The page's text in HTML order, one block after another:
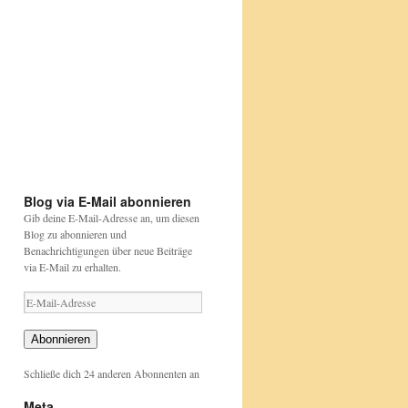
gartenvoegel/index.html gartenvoegel/
Blog via E-Mail abonnieren
Gib deine E-Mail-Adresse an, um diesen
Blog zu abonnieren und
Benachrichtigungen über neue Beiträge
via E-Mail zu erhalten.
E-
Mail-
Adresse
Abonnieren
Schließe dich 24 anderen Abonnenten an